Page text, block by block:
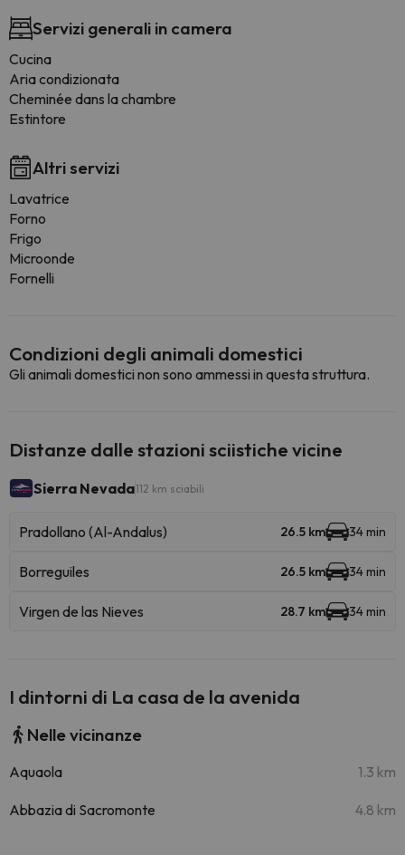
Servizi generali in camera
Cucina
Aria condizionata
Cheminée dans la chambre
Estintore
Altri servizi
Lavatrice
Forno
Frigo
Microonde
Fornelli
Condizioni degli animali domestici
Gli animali domestici non sono ammessi in questa struttura.
Distanze dalle stazioni sciistiche vicine
Sierra Nevada112 km sciabili
Pradollano (Al-Andalus) 26.5 km 34 min
Borreguiles 26.5 km 34 min
Virgen de las Nieves 28.7 km 34 min
I dintorni di La casa de la avenida
Nelle vicinanze
Aquaola 1.3 km
Abbazia di Sacromonte 4.8 km